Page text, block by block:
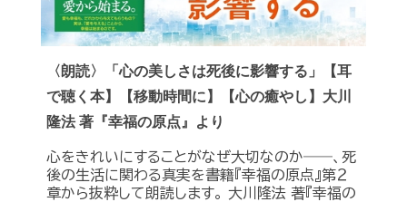
〈朗読〉「心の美しさは死後に影響する」【耳
で聴く本】【移動時間に】【心の癒やし】大川
隆法 著『幸福の原点』より
心をきれいにすることがなぜ大切なのか――、死
後の生活に関わる真実を書籍『幸福の原点』第２
章から抜粋して朗読します。 大川隆法 著『幸福の